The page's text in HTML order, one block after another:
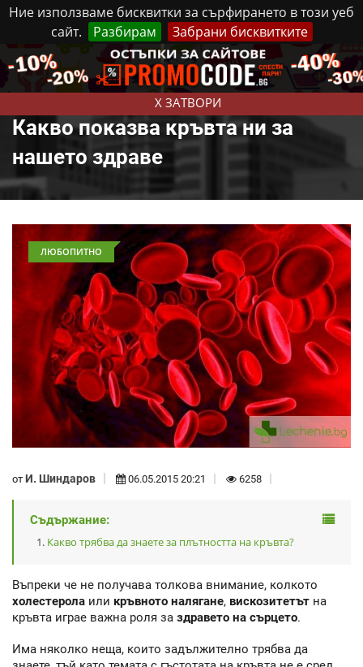
Ние използваме бисквитки за сърфирането в този уеб
сайт.
Разбирам Забрани бисквитките
X ЗАТВОРИ
Петък, 7 Август, 2026 Реклама Контакти
Какво показва кръвта ни за
нашето здраве
ЛЮБОПИТНО
от И. Шиндаров 06.05.2015 20:21 6258
Съдържание:
Какво трябва да знаете за плътността на кръвта?
Въпреки че не получава толкова внимание, колкото
холестерола или кръвното налягане, вискозитетът на
кръвта играе важна роля за здравето на сърцето.
Има няколко неща, които задължително трябва да